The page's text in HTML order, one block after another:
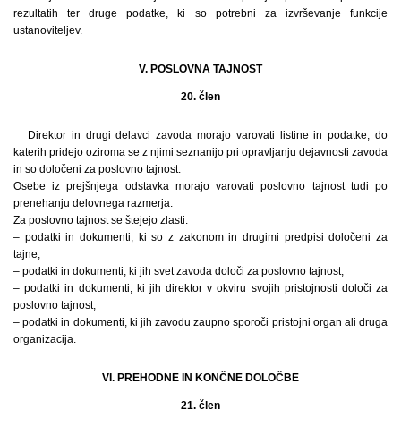
rezultatih ter druge podatke, ki so potrebni za izvrševanje funkcije
ustanoviteljev.
V. POSLOVNA TAJNOST
20. člen
Direktor in drugi delavci zavoda morajo varovati listine in podatke, do
katerih pridejo oziroma se z njimi seznanijo pri opravljanju dejavnosti zavoda
in so določeni za poslovno tajnost.
Osebe iz prejšnjega odstavka morajo varovati poslovno tajnost tudi po
prenehanju delovnega razmerja.
Za poslovno tajnost se štejejo zlasti:
– podatki in dokumenti, ki so z zakonom in drugimi predpisi določeni za
tajne,
– podatki in dokumenti, ki jih svet zavoda določi za poslovno tajnost,
– podatki in dokumenti, ki jih direktor v okviru svojih pristojnosti določi za
poslovno tajnost,
– podatki in dokumenti, ki jih zavodu zaupno sporoči pristojni organ ali druga
organizacija.
VI. PREHODNE IN KONČNE DOLOČBE
21. člen